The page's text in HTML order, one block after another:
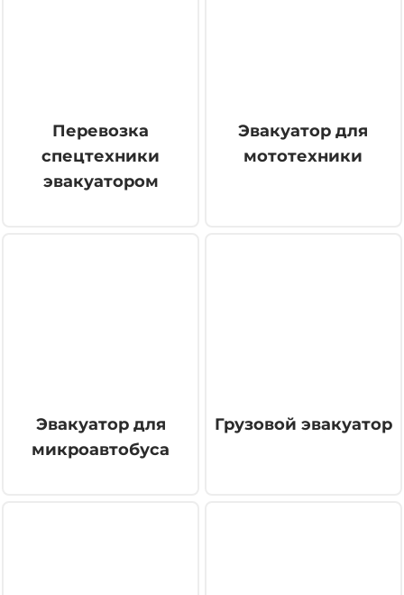
Перевозка
спецтехники
эвакуатором
Эвакуатор для
мототехники
Эвакуатор для
микроавтобуса
Грузовой эвакуатор